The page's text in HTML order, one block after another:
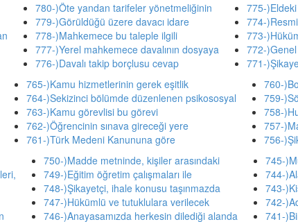
780-)Öte yandan tarifeler yönetmeliğinin
779-)Görüldüğü üzere davacı idare
778-)Mahkemece bu taleple ilgili
777-)Yerel mahkemece davalının dosyaya
776-)Davalı takip borçlusu cevap
775-)Eldeki
774-
773-
772-)Genel
771-
765-)Kamu hizmetlerinin gerek eşitlik
764-)Sekizinci bölümde düzenlenen psikososyal
763-)Kamu görevlisi bu görevi
762-)Öğrencinin sınava gireceği yere
761-)Türk Medeni Kanununa göre
760-
759-
758-
757-
756-
750-)Madde metninde, kişiler arasındaki
749-)Eğitim öğretim çalışmaları ile
748-)Şikayetçi, ihale konusu taşınmazda
747-)Hükümlü ve tutuklulara verilecek
746-)Anayasamızda herkesin dilediği alanda
745-
744-
743-
742-
741-